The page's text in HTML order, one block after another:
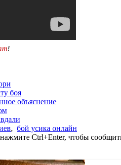
!
боя
объяснение
, бой усика онлайн
Ctrl+Enter, чтобы